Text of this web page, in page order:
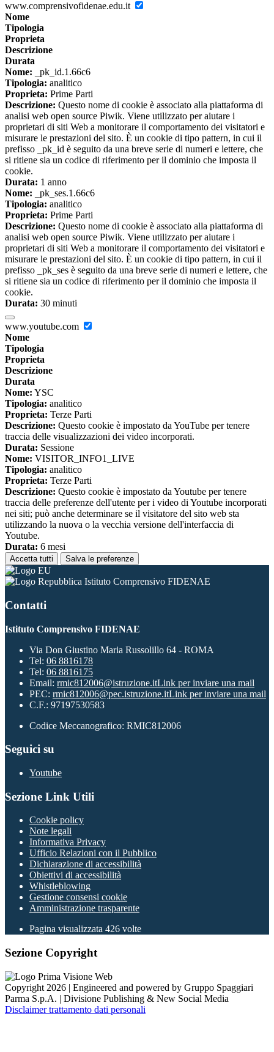
www.comprensivofidenae.edu.it
Nome
Tipologia
Proprieta
Descrizione
Durata
Nome: _pk_id.1.66c6
Tipologia: analitico
Proprieta: Prime Parti
Descrizione: Questo nome di cookie è associato alla piattaforma di
analisi web open source Piwik. Viene utilizzato per aiutare i
proprietari di siti Web a monitorare il comportamento dei visitatori e
misurare le prestazioni del sito. È un cookie di tipo pattern, in cui il
prefisso _pk_id è seguito da una breve serie di numeri e lettere, che
si ritiene sia un codice di riferimento per il dominio che imposta il
cookie.
Durata: 1 anno
Nome: _pk_ses.1.66c6
Tipologia: analitico
Proprieta: Prime Parti
Descrizione: Questo nome di cookie è associato alla piattaforma di
analisi web open source Piwik. Viene utilizzato per aiutare i
proprietari di siti Web a monitorare il comportamento dei visitatori e
misurare le prestazioni del sito. È un cookie di tipo pattern, in cui il
prefisso _pk_ses è seguito da una breve serie di numeri e lettere, che
si ritiene sia un codice di riferimento per il dominio che imposta il
cookie.
Durata: 30 minuti
www.youtube.com
Nome
Tipologia
Proprieta
Descrizione
Durata
Nome: YSC
Tipologia: analitico
Proprieta: Terze Parti
Descrizione: Questo cookie è impostato da YouTube per tenere
traccia delle visualizzazioni dei video incorporati.
Durata: Sessione
Nome: VISITOR_INFO1_LIVE
Tipologia: analitico
Proprieta: Terze Parti
Descrizione: Questo cookie è impostato da Youtube per tenere
traccia delle preferenze dell'utente per i video di Youtube incorporati
nei siti; può anche determinare se il visitatore del sito web sta
utilizzando la nuova o la vecchia versione dell'interfaccia di
Youtube.
Durata: 6 mesi
Accetta tutti Salva le preferenze
Istituto Comprensivo FIDENAE
Contatti
Istituto Comprensivo FIDENAE
Via Don Giustino Maria Russolillo 64 - ROMA
Tel: 06 8816178
Tel: 06 8816175
Email: rmic812006@istruzione.itLink per inviare una mail
PEC: rmic812006@pec.istruzione.itLink per inviare una mail
C.F.: 97197530583
Codice Meccanografico: RMIC812006
Seguici su
Youtube
Sezione Link Utili
Cookie policy
Note legali
Informativa Privacy
Ufficio Relazioni con il Pubblico
Dichiarazione di accessibilità
Obiettivi di accessibilità
Whistleblowing
Gestione consensi cookie
Amministrazione trasparente
Pagina visualizzata 426 volte
Sezione Copyright
Copyright 2026 | Engineered and powered by Gruppo Spaggiari
Parma S.p.A. | Divisione Publishing & New Social Media
Disclaimer trattamento dati personali